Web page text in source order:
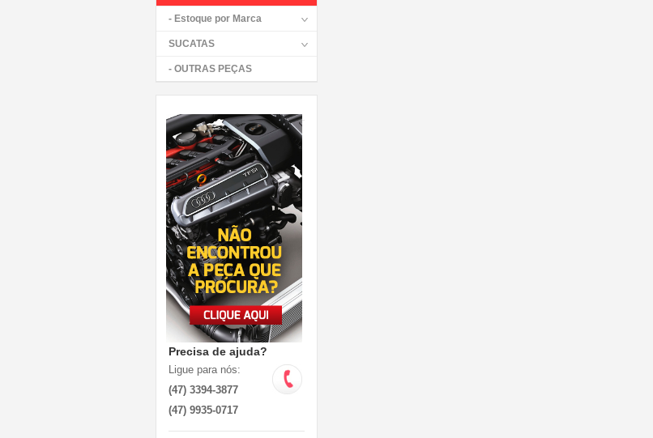
- Estoque por Marca
SUCATAS
- OUTRAS PEÇAS
Precisa de ajuda?
Ligue para nós:
(47) 3394-3877
(47) 9935-0717